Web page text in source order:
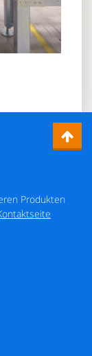
Produkten